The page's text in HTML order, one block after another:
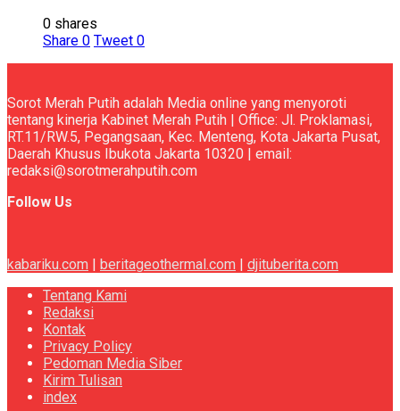
0 shares
Share 0 Tweet 0
Sorot Merah Putih adalah Media online yang menyoroti
tentang kinerja Kabinet Merah Putih | Office: Jl. Proklamasi,
RT.11/RW.5, Pegangsaan, Kec. Menteng, Kota Jakarta Pusat,
Daerah Khusus Ibukota Jakarta 10320 | email:
redaksi@sorotmerahputih.com
Follow Us
kabariku.com | beritageothermal.com | djituberita.com
Tentang Kami
Redaksi
Kontak
Privacy Policy
Pedoman Media Siber
Kirim Tulisan
index